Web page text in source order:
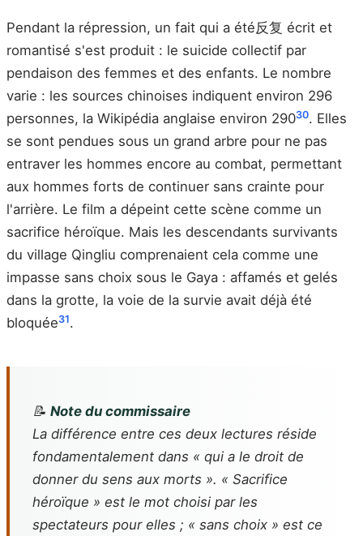
Pendant la répression, un fait qui a été反复 écrit et
romantisé s'est produit : le suicide collectif par
pendaison des femmes et des enfants. Le nombre
varie : les sources chinoises indiquent environ 296
personnes, la Wikipédia anglaise environ 29030. Elles
se sont pendues sous un grand arbre pour ne pas
entraver les hommes encore au combat, permettant
aux hommes forts de continuer sans crainte pour
l'arrière. Le film a dépeint cette scène comme un
sacrifice héroïque. Mais les descendants survivants
du village Qingliu comprenaient cela comme une
impasse sans choix sous le Gaya : affamés et gelés
dans la grotte, la voie de la survie avait déjà été
bloquée31.
📝 Note du commissaire
La différence entre ces deux lectures réside
fondamentalement dans « qui a le droit de
donner du sens aux morts ». « Sacrifice
héroïque » est le mot choisi par les
spectateurs pour elles ; « sans choix » est ce